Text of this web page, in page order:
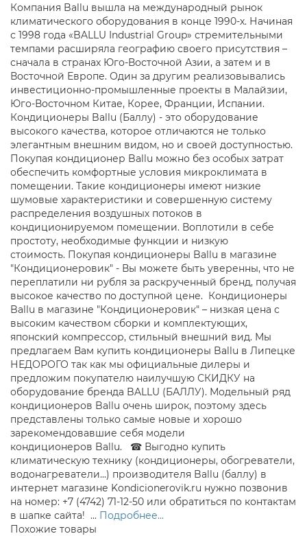
Компания Ballu вышла на международный рынок
климатического оборудования в конце 1990-х. Начиная
с 1998 года «BALLU Industrial Group» стремительными
темпами расширяла географию своего присутствия –
сначала в странах Юго-Восточной Азии, а затем и в
Восточной Европе. Один за другим реализовывались
инвестиционно-промышленные проекты в Малайзии,
Юго-Восточном Китае, Корее, Франции, Испании.
Кондиционеры Ballu (Баллу) - это оборудование
высокого качества, которое отличаются не только
элегантным внешним видом, но и своей доступностью.
Покупая кондиционер Ballu можно без особых затрат
обеспечить комфортные условия микроклимата в
помещении. Такие кондиционеры имеют низкие
шумовые характеристики и совершенную систему
распределения воздушных потоков в
кондиционируемом помещении. Воплотили в себе
простоту, необходимые функции и низкую
стоимость. Покупая кондиционеры Ballu в магазине
"Кондиционеровик" - Вы можете быть уверенны, что не
переплатили ни рубля за раскрученный бренд, получая
высокое качество по доступной цене. Кондиционеры
Ballu в магазине "Кондиционеровик" – низкая цена с
высоким качеством сборки и комплектующих,
японский компрессор, стильный внешний вид. Мы
предлагаем Вам купить кондиционеры Ballu в Липецке
НЕДОРОГО так как мы официальные дилеры и
предложим покупателю наилучшую СКИДКУ на
оборудование бренда BALLU (БАЛЛУ). Модельный ряд
кондиционеров Ballu очень широк, поэтому здесь
представлены только самые новые и хорошо
зарекомендовавшие себя модели
кондиционеров Ballu. ☎ Выгодно купить
климатическую технику (кондиционеры, обогреватели,
водонагреватели...) производителя Ballu (баллу) в
интернет магазине Kondicionerovik.ru нужно позвонив
на номер: +7 (4742) 71-12-50 или обратиться по контактам
в шапке сайта! ... Подробнее...
Похожие товары